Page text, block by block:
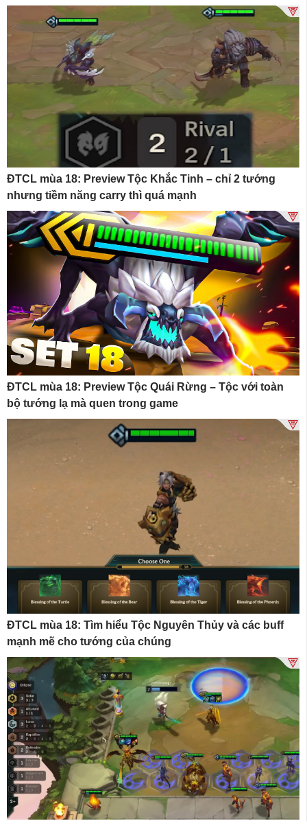
ĐTCL mùa 18: Preview Tộc Khắc Tinh – chỉ 2 tướng
nhưng tiềm năng carry thì quá mạnh
ĐTCL mùa 18: Preview Tộc Quái Rừng – Tộc với toàn
bộ tướng lạ mà quen trong game
ĐTCL mùa 18: Tìm hiểu Tộc Nguyên Thủy và các buff
mạnh mẽ cho tướng của chúng